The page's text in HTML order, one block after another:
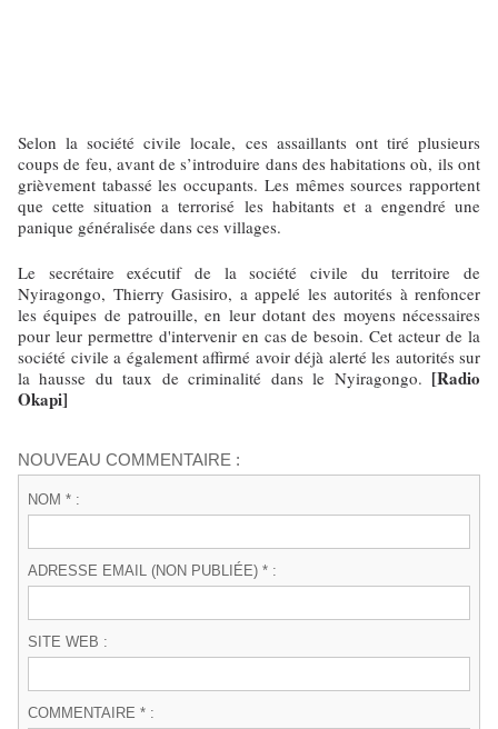
Selon la société civile locale, ces assaillants ont tiré plusieurs
coups de feu, avant de s’introduire dans des habitations où, ils ont
grièvement tabassé les occupants. Les mêmes sources rapportent
que cette situation a terrorisé les habitants et a engendré une
panique généralisée dans ces villages.
Le secrétaire exécutif de la société civile du territoire de
Nyiragongo, Thierry Gasisiro, a appelé les autorités à renfoncer
les équipes de patrouille, en leur dotant des moyens nécessaires
pour leur permettre d'intervenir en cas de besoin. Cet acteur de la
société civile a également affirmé avoir déjà alerté les autorités sur
la hausse du taux de criminalité dans le Nyiragongo. [Radio
Okapi]
NOUVEAU COMMENTAIRE :
NOM * :
ADRESSE EMAIL (NON PUBLIÉE) * :
SITE WEB :
COMMENTAIRE * :